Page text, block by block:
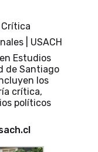
| USACH
Estudios
de Santiago
los
crítica,
políticos